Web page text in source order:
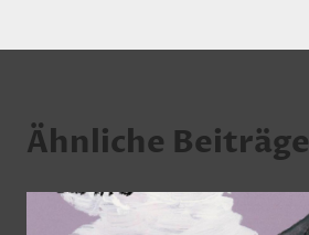
Ähnliche Beiträge